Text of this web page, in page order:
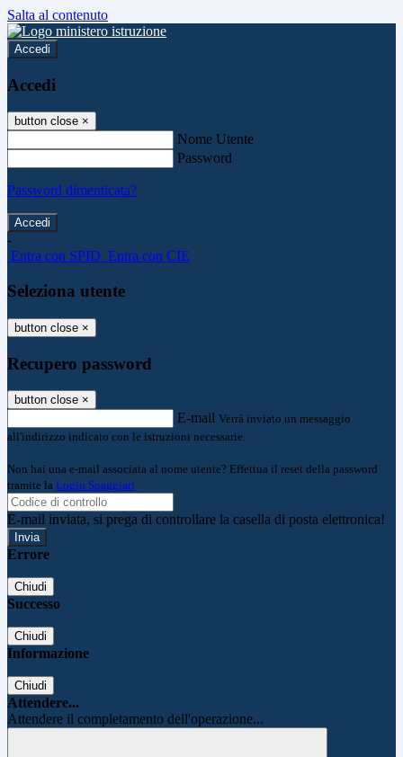
Salta al contenuto
Accedi
Accedi
button close ×
Nome Utente
Password
Password dimenticata?
-
Entra con SPID Entra con CIE
Seleziona utente
button close ×
Recupero password
button close ×
E-mail Verrà inviato un messaggio
all'indirizzo indicato con le istruzioni necessarie.
Non hai una e-mail associata al nome utente? Effettua il reset della password
tramite la Login Spaggiari
E-mail inviata, si prega di controllare la casella di posta elettronica!
Errore
Chiudi
Successo
Chiudi
Informazione
Chiudi
Attendere...
Attendere il completamento dell'operazione...